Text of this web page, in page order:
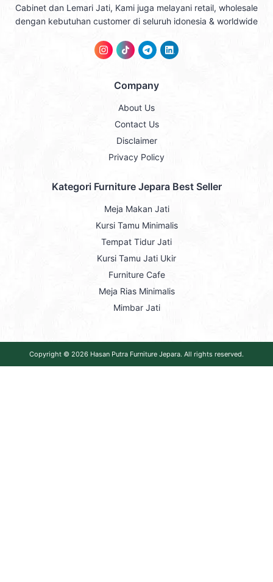
Cabinet dan Lemari Jati, Kami juga melayani retail, wholesale
dengan kebutuhan customer di seluruh idonesia & worldwide
Company
About Us
Contact Us
Disclaimer
Privacy Policy
Kategori Furniture Jepara Best Seller
Meja Makan Jati
Kursi Tamu Minimalis
Tempat Tidur Jati
Kursi Tamu Jati Ukir
Furniture Cafe
Meja Rias Minimalis
Mimbar Jati
Copyright © 2026 Hasan Putra Furniture Jepara. All rights reserved.